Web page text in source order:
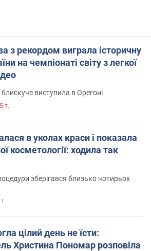
з рекордом виграла історичну
на чемпіонаті світу з легкої
виступила в Орегоні
т.
в уколах краси і показала
косметології: ходила так
зберігався близько чотирьох
цілий день не їсти:
Христина Пономар розповіла